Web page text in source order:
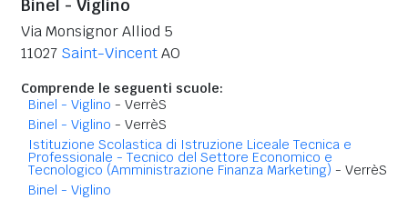
Binel - Viglino
Via Monsignor Alliod 5
11027 Saint-VincentAO
Comprende le seguenti scuole:
Binel - Viglino - VerrèS
Binel - Viglino - VerrèS
Istituzione Scolastica di Istruzione Liceale Tecnica e
Professionale - Tecnico del Settore Economico e
Tecnologico (Amministrazione Finanza Marketing) - VerrèS
Binel - Viglino